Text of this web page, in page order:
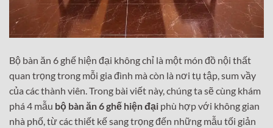
Bộ bàn ăn 6 ghế hiện đại không chỉ là một món đồ nội thất
quan trọng trong mỗi gia đình mà còn là nơi tụ tập, sum vầy
của các thành viên. Trong bài viết này, chúng ta sẽ cùng khám
phá 4 mẫu bộ bàn ăn 6 ghế hiện đại phù hợp với không gian
nhà phố, từ các thiết kế sang trọng đến những mẫu tối giản